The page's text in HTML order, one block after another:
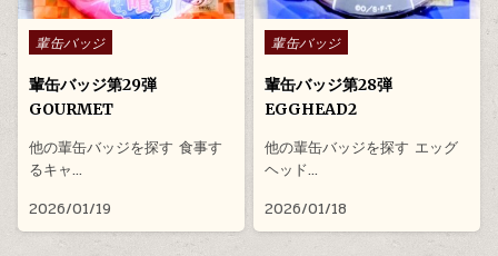
Posted in
輩缶バッジ
輩缶バッジ第29弾
GOURMET
他の輩缶バッジを探す 食事す
るキャ…
2026/01/19
Posted in
輩缶バッジ
輩缶バッジ第28弾
EGGHEAD2
他の輩缶バッジを探す エッグ
ヘッド…
2026/01/18